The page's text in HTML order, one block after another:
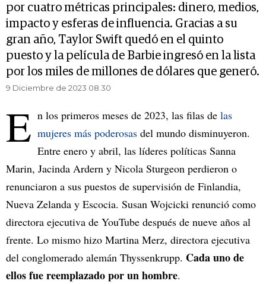
por cuatro métricas principales: dinero, medios,
impacto y esferas de influencia. Gracias a su
gran año, Taylor Swift quedó en el quinto
puesto y la película de Barbie ingresó en la lista
por los miles de millones de dólares que generó.
9 Diciembre de 2023 08.30
E n los primeros meses de 2023, las filas de las
mujeres más poderosas del mundo disminuyeron.
Entre enero y abril, las líderes políticas Sanna
Marin, Jacinda Ardern y Nicola Sturgeon perdieron o
renunciaron a sus puestos de supervisión de Finlandia,
Nueva Zelanda y Escocia. Susan Wojcicki renunció como
directora ejecutiva de YouTube después de nueve años al
frente. Lo mismo hizo Martina Merz, directora ejecutiva
del conglomerado alemán Thyssenkrupp. Cada uno de
ellos fue reemplazado por un hombre.